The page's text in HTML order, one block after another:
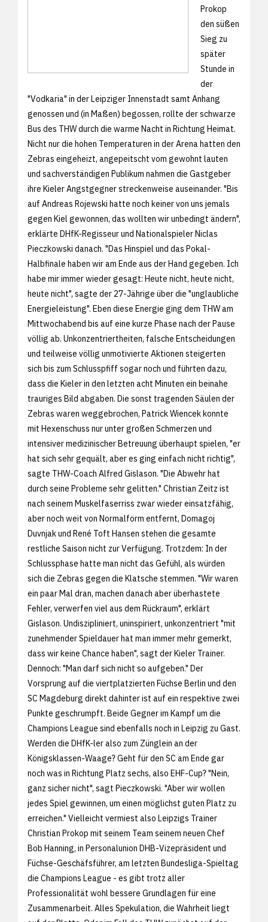
Prokop
den süßen
Sieg zu
später
Stunde in
der
"Vodkaria" in der Leipziger Innenstadt samt Anhang
genossen und (in Maßen) begossen, rollte der schwarze
Bus des THW durch die warme Nacht in Richtung Heimat.
Nicht nur die hohen Temperaturen in der Arena hatten den
Zebras eingeheizt, angepeitscht vom gewohnt lauten
und sachverständigen Publikum nahmen die Gastgeber
ihre Kieler Angstgegner streckenweise auseinander. "Bis
auf Andreas Rojewski hatte noch keiner von uns jemals
gegen Kiel gewonnen, das wollten wir unbedingt ändern",
erklärte DHfK-Regisseur und Nationalspieler Niclas
Pieczkowski danach. "Das Hinspiel und das Pokal-
Halbfinale haben wir am Ende aus der Hand gegeben. Ich
habe mir immer wieder gesagt: Heute nicht, heute nicht,
heute nicht", sagte der 27-Jährige über die "unglaubliche
Energieleistung". Eben diese Energie ging dem THW am
Mittwochabend bis auf eine kurze Phase nach der Pause
völlig ab. Unkonzentriertheiten, falsche Entscheidungen
und teilweise völlig unmotivierte Aktionen steigerten
sich bis zum Schlusspfiff sogar noch und führten dazu,
dass die Kieler in den letzten acht Minuten ein beinahe
trauriges Bild abgaben. Die sonst tragenden Säulen der
Zebras waren weggebrochen, Patrick Wiencek konnte
mit Hexenschuss nur unter großen Schmerzen und
intensiver medizinischer Betreuung überhaupt spielen, "er
hat sich sehr gequält, aber es ging einfach nicht richtig",
sagte THW-Coach Alfred Gislason. "Die Abwehr hat
durch seine Probleme sehr gelitten." Christian Zeitz ist
nach seinem Muskelfaserriss zwar wieder einsatzfähig,
aber noch weit von Normalform entfernt, Domagoj
Duvnjak und René Toft Hansen stehen die gesamte
restliche Saison nicht zur Verfügung. Trotzdem: In der
Schlussphase hatte man nicht das Gefühl, als würden
sich die Zebras gegen die Klatsche stemmen. "Wir waren
ein paar Mal dran, machen danach aber überhastete
Fehler, verwerfen viel aus dem Rückraum", erklärt
Gislason. Undiszipliniert, uninspiriert, unkonzentriert "mit
zunehmender Spieldauer hat man immer mehr gemerkt,
dass wir keine Chance haben", sagt der Kieler Trainer.
Dennoch: "Man darf sich nicht so aufgeben." Der
Vorsprung auf die viertplatzierten Füchse Berlin und den
SC Magdeburg direkt dahinter ist auf ein respektive zwei
Punkte geschrumpft. Beide Gegner im Kampf um die
Champions League sind ebenfalls noch in Leipzig zu Gast.
Werden die DHfK-ler also zum Zünglein an der
Königsklassen-Waage? Geht für den SC am Ende gar
noch was in Richtung Platz sechs, also EHF-Cup? "Nein,
ganz sicher nicht", sagt Pieczkowski. "Aber wir wollen
jedes Spiel gewinnen, um einen möglichst guten Platz zu
erreichen." Vielleicht vermiest also Leipzigs Trainer
Christian Prokop mit seinem Team seinem neuen Chef
Bob Hanning, in Personalunion DHB-Vizepräsident und
Füchse-Geschäfsführer, am letzten Bundesliga-Spieltag
die Champions League - es gibt trotz aller
Professionalität wohl bessere Grundlagen für eine
Zusammenarbeit. Alles Spekulation, die Wahrheit liegt